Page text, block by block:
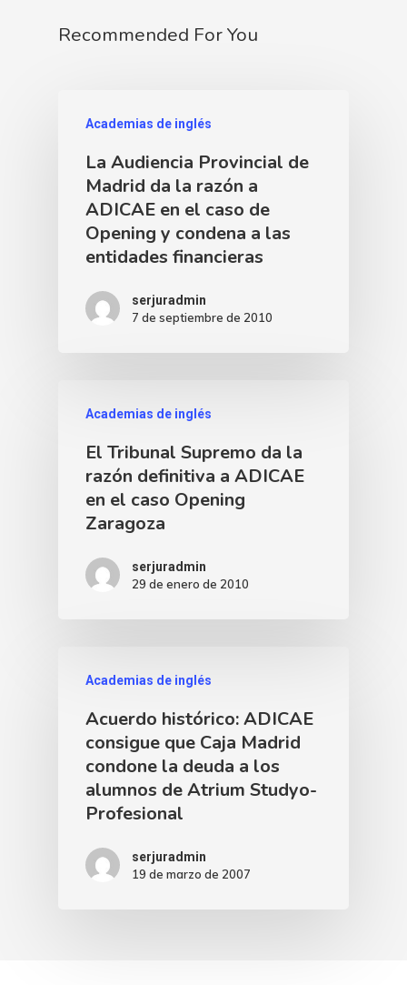
Recommended For You
Academias de inglés
La Audiencia Provincial de
Madrid da la razón a
ADICAE en el caso de
Opening y condena a las
entidades financieras
serjuradmin
7 de septiembre de 2010
Academias de inglés
El Tribunal Supremo da la
razón definitiva a ADICAE
en el caso Opening
Zaragoza
serjuradmin
29 de enero de 2010
Academias de inglés
Acuerdo histórico: ADICAE
consigue que Caja Madrid
condone la deuda a los
alumnos de Atrium Studyo-
Profesional
serjuradmin
19 de marzo de 2007